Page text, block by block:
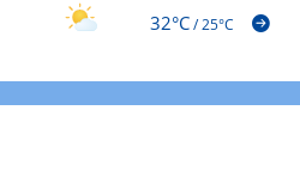
32°C/25°C